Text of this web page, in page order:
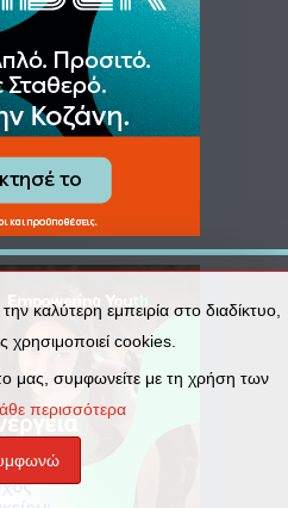
καλύτερη εμπειρία στο διαδίκτυο,
χρησιμοποιεί cookies.
μας, συμφωνείτε με τη χρήση των
περισσότερα